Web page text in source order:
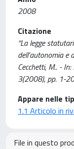
2008
Citazione
“La legge
dell’autonomia e
Cecchetti, M.. -
3(2008), pp. 1-
Appare nelle
1.1 Articolo in
File in questo